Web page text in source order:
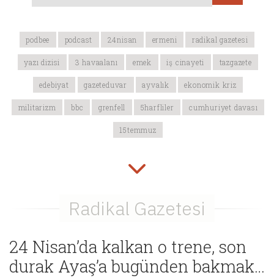
podbee podcast 24nisan ermeni radikal gazetesi
yazı dizisi 3 havaalanı emek iş cinayeti tazgazete
edebiyat gazeteduvar ayvalık ekonomik kriz
militarizm bbc grenfell 5harfliler cumhuriyet davası
15temmuz
24 Nisan’da kalkan o trene, son
durak Ayaş’a bugünden bakmak…